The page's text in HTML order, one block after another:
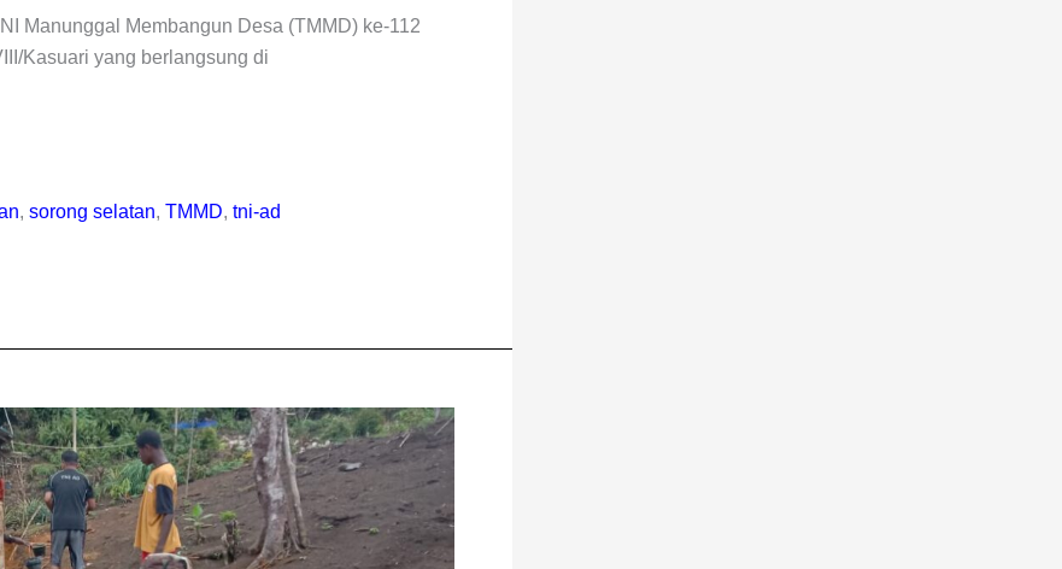
Manunggal Membangun Desa (TMMD) ke-112
Kasuari yang berlangsung di
, sorong selatan, TMMD, tni-ad